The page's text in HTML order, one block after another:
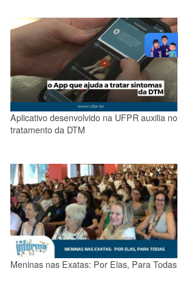
Aplicativo desenvolvido na UFPR auxilia no
tratamento da DTM
Meninas nas Exatas: Por Elas, Para Todas